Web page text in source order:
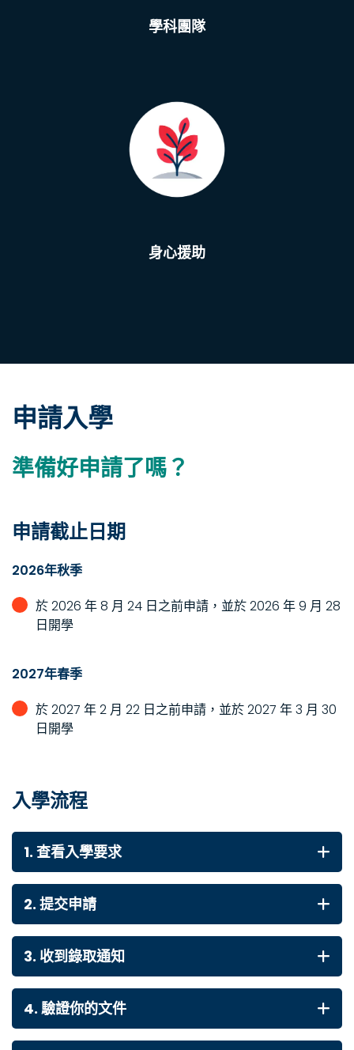
學科團隊
身心援助
申請入學
準備好申請了嗎？
申請截止日期
2026年秋季
於 2026 年 8 月 24 日之前申請，並於 2026 年 9 月 28
日開學
2027年春季
於 2027 年 2 月 22 日之前申請，並於 2027 年 3 月 30
日開學
入學流程
1. 查看入學要求
2. 提交申請
3. 收到錄取通知
4. 驗證你的文件